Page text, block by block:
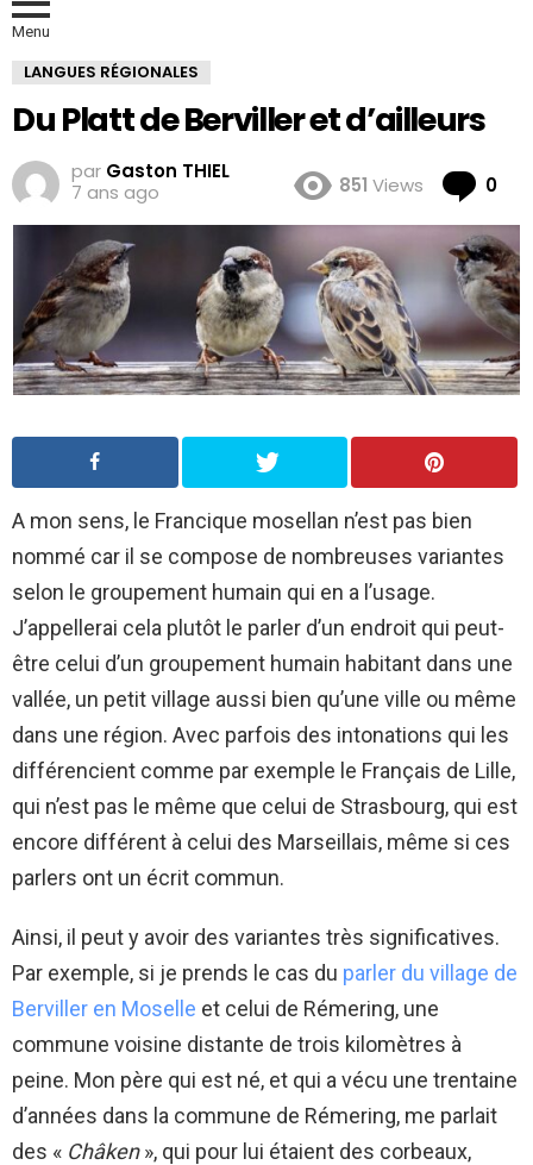
Menu
LANGUES RÉGIONALES
Du Platt de Berviller et d’ailleurs
par Gaston THIEL
7 ans ago
851 Views 0
A mon sens, le Francique mosellan n’est pas bien
nommé car il se compose de nombreuses variantes
selon le groupement humain qui en a l’usage.
J’appellerai cela plutôt le parler d’un endroit qui peut-
être celui d’un groupement humain habitant dans une
vallée, un petit village aussi bien qu’une ville ou même
dans une région. Avec parfois des intonations qui les
différencient comme par exemple le Français de Lille,
qui n’est pas le même que celui de Strasbourg, qui est
encore différent à celui des Marseillais, même si ces
parlers ont un écrit commun.
Ainsi, il peut y avoir des variantes très significatives.
Par exemple, si je prends le cas du parler du village de
Berviller en Moselle et celui de Rémering, une
commune voisine distante de trois kilomètres à
peine. Mon père qui est né, et qui a vécu une trentaine
d’années dans la commune de Rémering, me parlait
des « Châken», qui pour lui étaient des corbeaux,